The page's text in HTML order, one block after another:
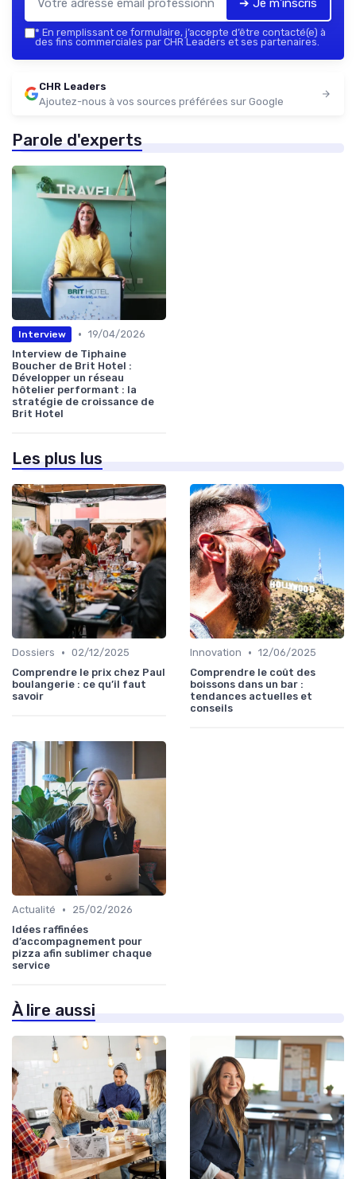
➔ Je m'inscris
* En remplissant ce formulaire, j’accepte d’être contacté(e) à
des fins commerciales par CHR Leaders et ses partenaires.
CHR Leaders
Ajoutez-nous à vos sources préférées sur Google
Parole d'experts
Interview • 19/04/2026
Interview de Tiphaine
Boucher de Brit Hotel :
Développer un réseau
hôtelier performant : la
stratégie de croissance de
Brit Hotel
Les plus lus
Dossiers • 02/12/2025
Comprendre le prix chez Paul
boulangerie : ce qu’il faut
savoir
Innovation • 12/06/2025
Comprendre le coût des
boissons dans un bar :
tendances actuelles et
conseils
Actualité •
25/02/2026
Idées raffinées
d’accompagnement pour
pizza afin sublimer chaque
service
À lire aussi